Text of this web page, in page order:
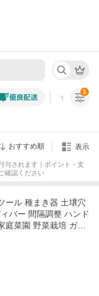
すべての条
1
おすすめ順 表示
与されます｜ポイント・支
確認ください
ール 種まき器 土壌穴
バー 間隔調整 ハンド
庭菜園 野菜栽培 ガー